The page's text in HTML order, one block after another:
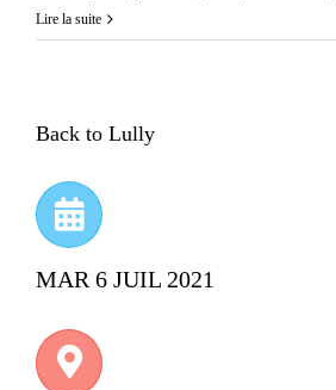
Lire la suite
Back to Lully
MAR 6 JUIL 2021